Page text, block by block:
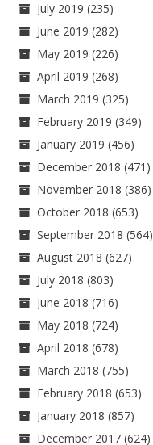
July 2019 (235)
June 2019 (282)
May 2019 (226)
April 2019 (268)
March 2019 (325)
February 2019 (349)
January 2019 (456)
December 2018 (471)
November 2018 (386)
October 2018 (653)
September 2018 (564)
August 2018 (627)
July 2018 (803)
June 2018 (716)
May 2018 (724)
April 2018 (678)
March 2018 (755)
February 2018 (653)
January 2018 (857)
December 2017 (624)